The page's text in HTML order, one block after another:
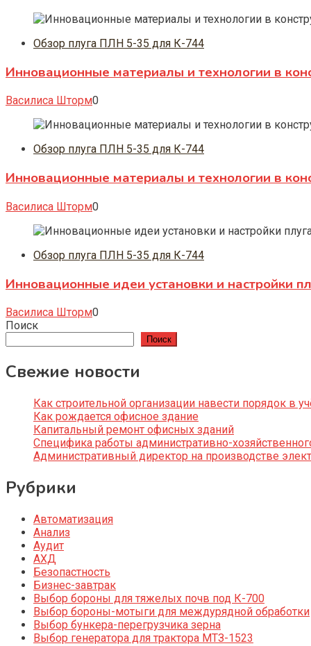
Обзор плуга ПЛН 5-35 для К-744
Инновационные материалы и технологии в
Василиса Шторм0
Обзор плуга ПЛН 5-35 для К-744
Инновационные материалы и технологии в
Василиса Шторм0
Обзор плуга ПЛН 5-35 для К-744
Инновационные идеи установки и настройки
Василиса Шторм0
Поиск
Поиск
Свежие новости
Как строительной организации навести порядок в
Как рождается офисное здание
Капитальный ремонт офисных зданий
Специфика работы административно-
Административный директор на производстве
Рубрики
Автоматизация
Анализ
Аудит
АХД
Безопастность
Бизнес-завтрак
Выбор бороны для тяжелых почв под К-700
Выбор бороны-мотыги для междурядной обработки
Выбор бункера-перегрузчика зерна
Выбор генератора для трактора МТЗ-1523